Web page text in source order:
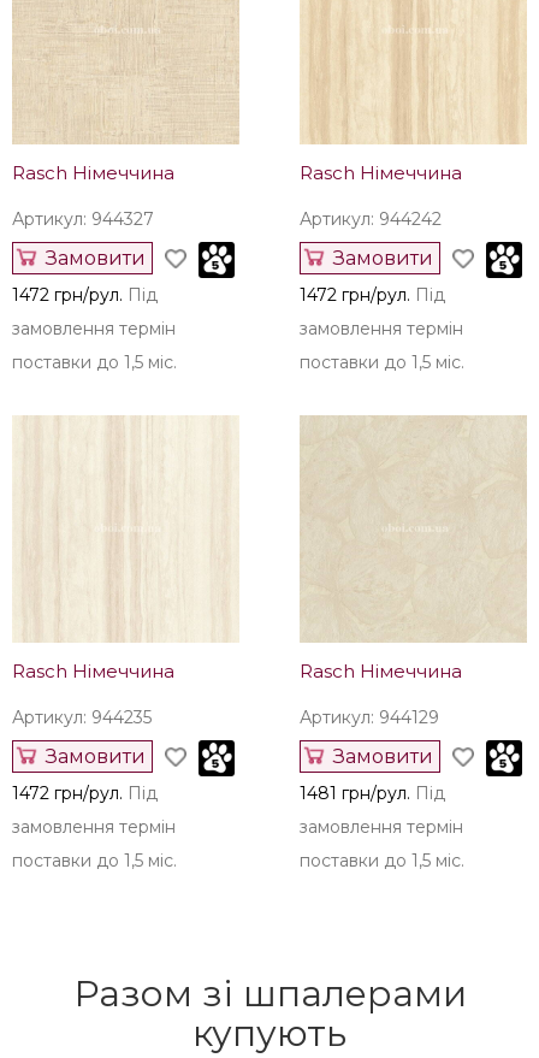
Rasch Німеччина
Артикул: 944327
Замовити
1472 грн/рул. Під
замовлення термін
поставки до 1,5 міс.
Rasch Німеччина
Артикул: 944242
Замовити
1472 грн/рул. Під
замовлення термін
поставки до 1,5 міс.
Rasch Німеччина
Артикул: 944235
Замовити
1472 грн/рул. Під
замовлення термін
поставки до 1,5 міс.
Rasch Німеччина
Артикул: 944129
Замовити
1481 грн/рул. Під
замовлення термін
поставки до 1,5 міс.
Разом зі шпалерами
купують